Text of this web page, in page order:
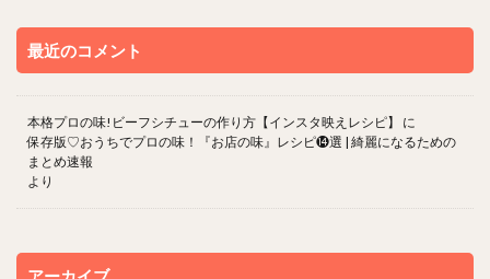
最近のコメント
本格プロの味!ビーフシチューの作り方【インスタ映えレシピ】
に
保存版♡おうちでプロの味！『お店の味』レシピ⓮選 | 綺麗になるための
まとめ速報
より